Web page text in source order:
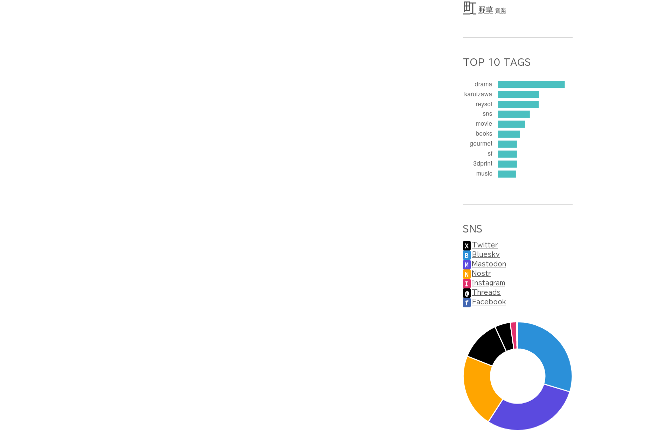
町 野草 音楽
TOP 10 TAGS
SNS
X Twitter
B Bluesky
M Mastodon
N Nostr
I Instagram
@ Threads
f Facebook